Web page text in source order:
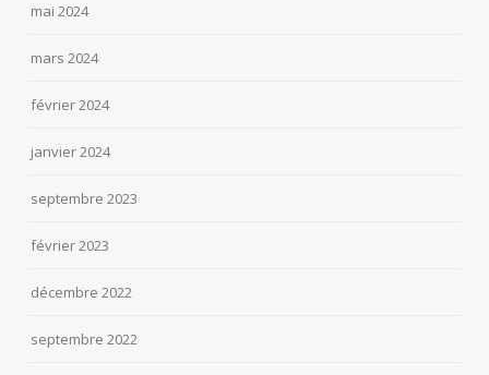
mai 2024
mars 2024
février 2024
janvier 2024
septembre 2023
février 2023
décembre 2022
septembre 2022